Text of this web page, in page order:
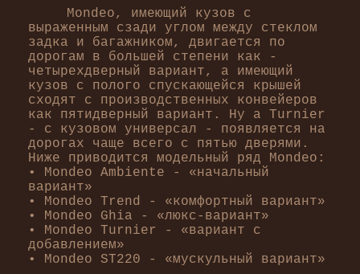
Mondeo, имеющий кузов с
выраженным сзади углом между стеклом
задка и багажником, двигается по
дорогам в большей степени как -
четырехдверный вариант, а имеющий
кузов с полого спускающейся крышей
сходят с производственных конвейеров
как пятидверный вариант. Ну а Turnier
- c кузовом универсал - появляется на
дорогах чаще всего с пятью дверями.
Ниже приводится модельный ряд Mondeo:
• Mondeo Ambiente - «начальный
вариант»
• Mondeo Trend - «комфортный вариант»
• Mondeo Ghia - «люкс-вариант»
• Mondeo Turnier - «вариант с
добавлением»
• Mondeo SТ220 - «мускульный вариант»